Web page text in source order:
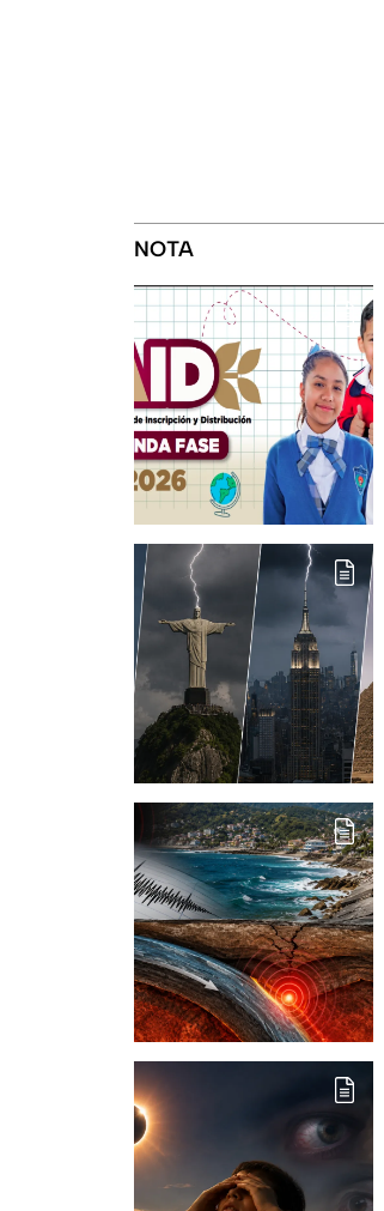
NOTA